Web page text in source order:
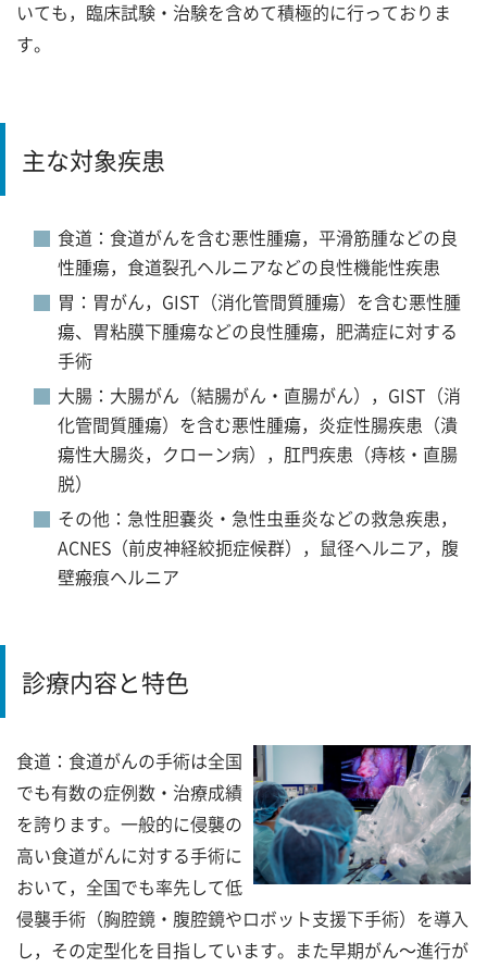
いても，臨床試験・治験を含めて積極的に行っておりま
す。
主な対象疾患
食道：食道がんを含む悪性腫瘍，平滑筋腫などの良
性腫瘍，食道裂孔ヘルニアなどの良性機能性疾患
胃：胃がん，GIST（消化管間質腫瘍）を含む悪性腫
瘍、胃粘膜下腫瘍などの良性腫瘍，肥満症に対する
手術
大腸：大腸がん（結腸がん・直腸がん），GIST（消
化管間質腫瘍）を含む悪性腫瘍，炎症性腸疾患（潰
瘍性大腸炎，クローン病），肛門疾患（痔核・直腸
脱）
その他：急性胆嚢炎・急性虫垂炎などの救急疾患，
ACNES（前皮神経絞扼症候群），鼠径ヘルニア，腹
壁瘢痕ヘルニア
診療内容と特色
食道：食道がんの手術は全国
でも有数の症例数・治療成績
を誇ります。一般的に侵襲の
高い食道がんに対する手術に
おいて，全国でも率先して低
侵襲手術（胸腔鏡・腹腔鏡やロボット支援下手術）を導入
し，その定型化を目指しています。また早期がん～進行が